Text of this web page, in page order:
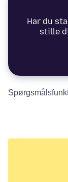
Har du
stille